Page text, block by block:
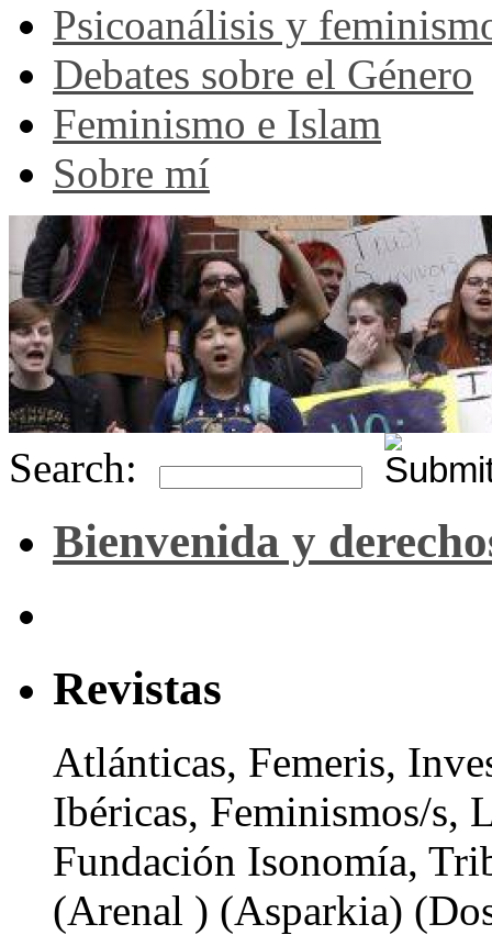
Psicoanálisis y
Debates sobre el Género
Feminismo e Islam
Sobre mí
Search:
Bienvenida y
Revistas
Atlánticas, Femeris,
Ibéricas, Feminismos/s,
Fundación Isonomía,
(Arenal ) (Asparkia)